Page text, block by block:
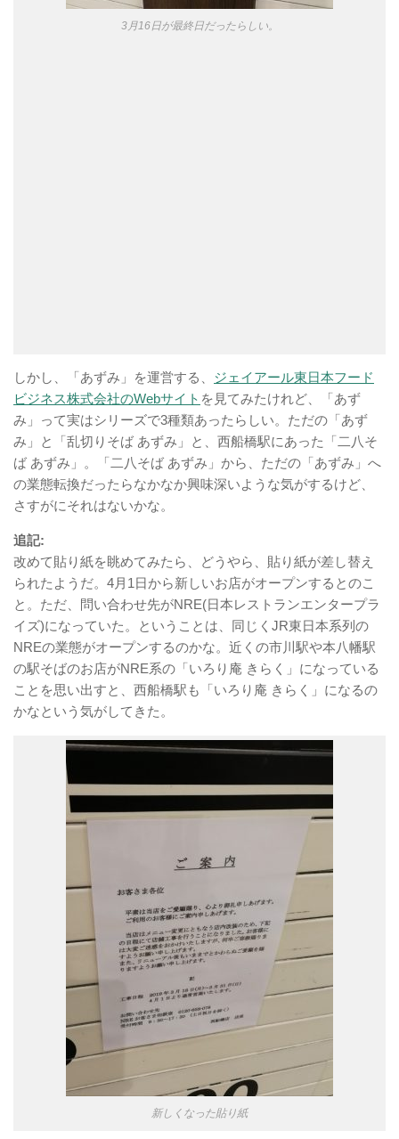
3月16日が最終日だったらしい。
しかし、「あずみ」を運営する、 ジェイアール東日本フード
ビジネス株式会社のWebサイト を見てみたけれど、「あず
み」って実はシリーズで3種類あったらしい。ただの「あず
み」と「乱切りそば あずみ」と、西船橋駅にあった「二八そ
ば あずみ」。「二八そば あずみ」から、ただの「あずみ」へ
の業態転換だったらなかなか興味深いような気がするけど、
さすがにそれはないかな。
追記:
改めて貼り紙を眺めてみたら、どうやら、貼り紙が差し替え
られたようだ。4月1日から新しいお店がオープンするとのこ
と。ただ、問い合わせ先がNRE(日本レストランエンタープラ
イズ)になっていた。ということは、同じくJR東日本系列の
NREの業態がオープンするのかな。近くの市川駅や本八幡駅
の駅そばのお店がNRE系の「いろり庵 きらく」になっている
ことを思い出すと、西船橋駅も「いろり庵 きらく」になるの
かなという気がしてきた。
新しくなった貼り紙